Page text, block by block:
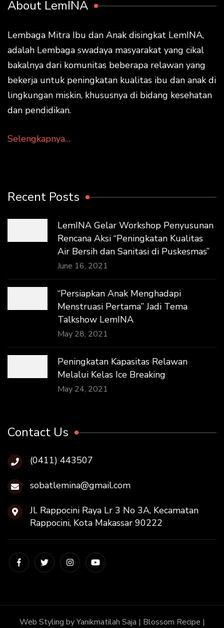
About LemINA
Lembaga Mitra Ibu dan Anak disingkat LemINA,
adalah Lembaga swadaya masyarakat yang cikal
bakalnya dari komunitas beberapa relawan yang
bekerja untuk peningkatan kualitas ibu dan anak di
lingkungan miskin, khususnya di bidang kesehatan
dan pendidikan.
Selengkapnya…
Recent Posts
LemINA Gelar Workshop Penyusunan
Rencana Aksi “Peningkatan Kualitas
Air Bersih dan Sanitasi di Puskesmas”
June 16, 2021
“Persiapkan Anak Menghadapi
Menstruasi Pertama” Jadi Tema
Talkshow LemINA
May 28, 2021
Peningkatan Kapasitas Relawan
Melalui Kelas Ice Breaking
May 24, 2021
Contact Us
(0411) 443507
sobatlemina@gmail.com
Jl. Rappocini Raya Lr 3 No 3A, Kecamatan
Rappocini, Kota Makassar 90222
Web Styling byYanikmatilah Saja | Blossom Recipe |